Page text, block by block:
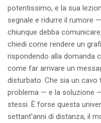
potentissimo, e la sua
segnale e ridurre il rumore
chiunque debba
chiedi come rendere un
rispondendo alla domanda
come far arrivare un
disturbato. Che sia un cavo
problema — e la soluzione
stessi. È forse questa
settant’anni di distanza, il